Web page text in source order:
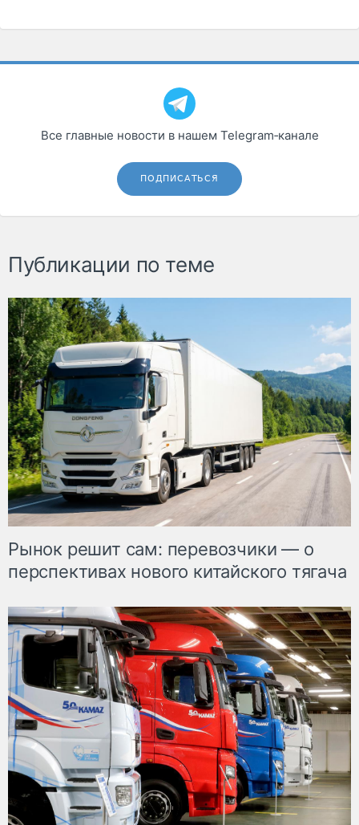
Все главные новости в нашем Telegram‑канале
ПОДПИСАТЬСЯ
Публикации по теме
Рынок решит сам: перевозчики — о
перспективах нового китайского тягача